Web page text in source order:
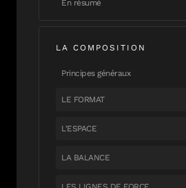
En résumé
LA COMPOSITION
Principes généraux
LE FORMAT
L'ESPACE
LA BALANCE